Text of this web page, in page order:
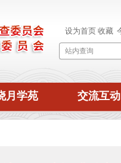
月学苑 交流互动